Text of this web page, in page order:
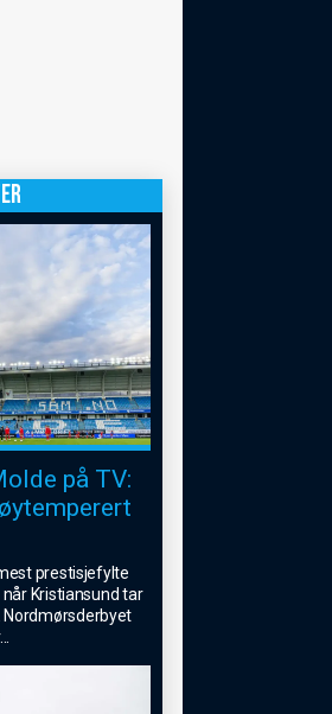
på TV:
prestisjefylte
Kristiansund tar
Nordmørsderbyet
...